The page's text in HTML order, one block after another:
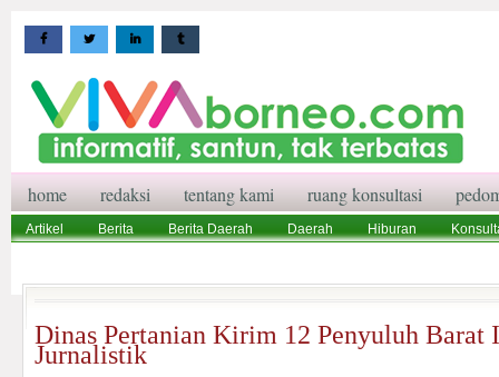
home redaksi tentang kami ruang konsultasi
Artikel Berita Berita Daerah Daerah Hiburan
Dinas Pertanian Kirim 12 Penyuluh Barat
Jurnalistik